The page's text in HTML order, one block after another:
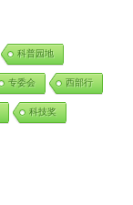
科普园地
专委会 西部行
科技奖